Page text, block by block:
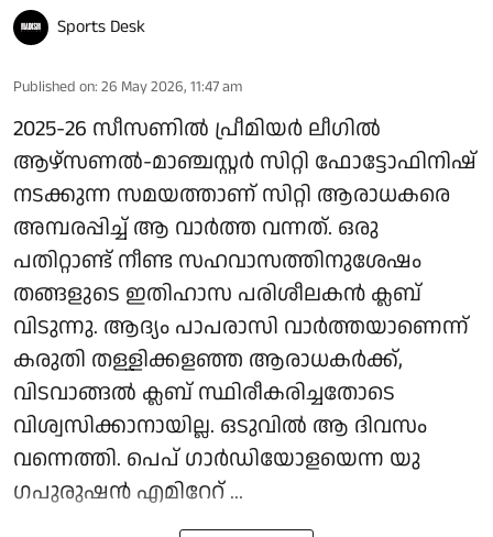
Sports Desk
Published on: 26 May 2026, 11:47 am
2025-26 സീസണിൽ പ്രീമിയർ ലീ​ഗിൽ
ആഴ്സണൽ-മാഞ്ചസ്റ്റർ സിറ്റി ഫോട്ടോഫിനിഷ്
നടക്കുന്ന സമയത്താണ് സിറ്റി ആരാധകരെ
അമ്പരപ്പിച്ച് ആ വാർത്ത വന്നത്. ഒരു
പതിറ്റാണ്ട് നീണ്ട സഹവാസത്തിനുശേഷം
തങ്ങളുടെ ഇതിഹാസ പരിശീലകൻ ക്ലബ്
വിടുന്നു. ആദ്യം പാപരാസി വാർത്തയാണെന്ന്
കരുതി തള്ളിക്കളഞ്ഞ ആരാധകർക്ക്,
വിടവാങ്ങൽ ക്ലബ് സ്ഥിരീകരിച്ചതോടെ
വിശ്വസിക്കാനായില്ല. ഒടുവിൽ ആ ദിവസം
വന്നെത്തി. പെപ് ​ഗാർഡിയോളയെന്ന യു​
ഗപുരുഷൻ എമിറേറ് ...